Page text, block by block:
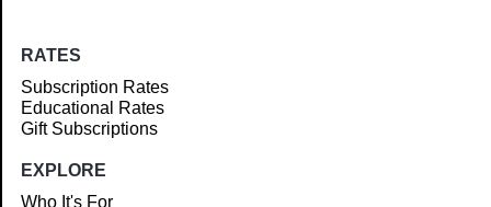
RATES
Subscription Rates
Educational Rates
Gift Subscriptions
EXPLORE
Who It's For